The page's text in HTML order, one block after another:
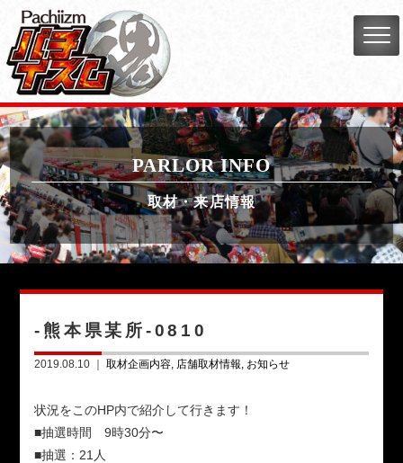
PARLOR INFO
取材・来店情報
-熊本県某所-0810
2019.08.10 ｜取材企画内容 店舗取材情報 お知らせ
状況をこのHP内で紹介して行きます！
■抽選時間 9時30分〜
■抽選：21人